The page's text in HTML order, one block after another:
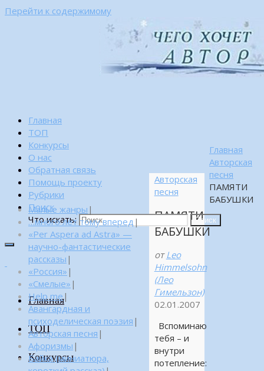
Перейти к содержимому
Главная
ТОП
Конкурсы
О нас
Обратная связь
Помощь проекту
Рубрики
Поиск
Что искать:
Поиск
Главная
ТОП
Конкурсы
Главная
Авторская
песня
ПАМЯТИ
БАБУШКИ
Авторская
песня
ПАМЯТИ
БАБУШКИ
от Leo
Himmelsohn
(Лео
Гимельзон)
02.01.2007
Вспоминаю
тебя – и
внутри
потепление:
Малые жанры |
…много лет тому вперед |
«Per Aspera ad Astra» —
научно-фантастические
рассказы |
«Россия» |
«Смелые» |
Help me|
Авангардная и
психоделическая поэзия |
Авторская песня |
Афоризмы |
Байка (миниатюра,